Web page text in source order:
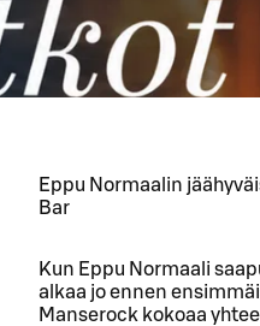
Eppu Normaalin
Bar
Kun Eppu Normaali
alkaa jo ennen
Manserock kokoaa